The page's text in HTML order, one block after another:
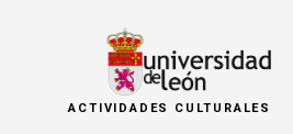
ACTIVIDADES CULTURALES